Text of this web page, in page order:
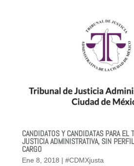
CANDIDATOS Y CANDIDATAS PARA EL
JUSTICIA ADMINISTRATIVA, SIN
CARGO
Ene 8, 2018 | #CDMXjusta